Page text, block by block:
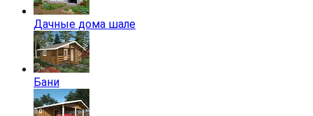
Дачные дома шале
Бани